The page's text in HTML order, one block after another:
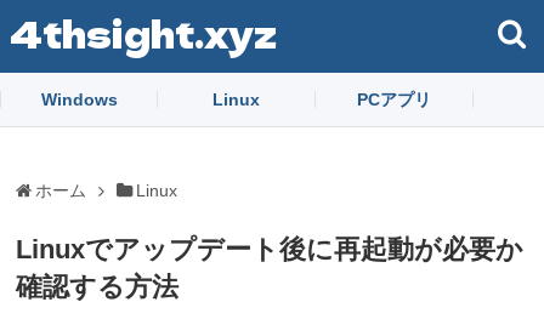
4thsight.xyz
Windows Linux PCアプリ
ホーム Linux
Linuxでアップデート後に再起動が必要か
確認する方法